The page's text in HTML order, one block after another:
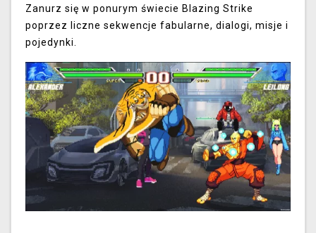
Zanurz się w ponurym świecie Blazing Strike
poprzez liczne sekwencje fabularne, dialogi, misje i
pojedynki.